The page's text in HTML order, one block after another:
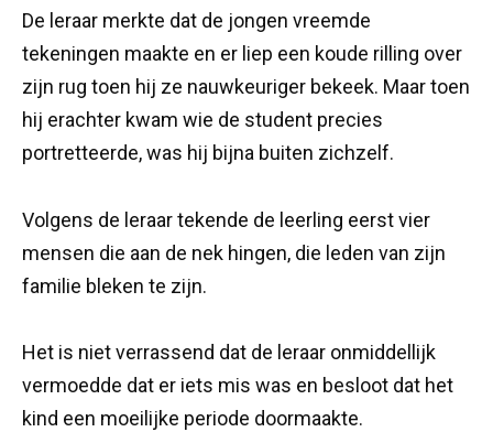
De leraar merkte dat de jongen vreemde
tekeningen maakte en er liep een koude rilling over
zijn rug toen hij ze nauwkeuriger bekeek. Maar toen
hij erachter kwam wie de student precies
portretteerde, was hij bijna buiten zichzelf.
Volgens de leraar tekende de leerling eerst vier
mensen die aan de nek hingen, die leden van zijn
familie bleken te zijn.
Het is niet verrassend dat de leraar onmiddellijk
vermoedde dat er iets mis was en besloot dat het
kind een moeilijke periode doormaakte.